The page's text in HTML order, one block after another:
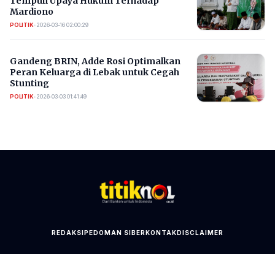
Mardiono
POLITIK• 2026-03-16 02:00:29
Gandeng BRIN, Adde Rosi Optimalkan
Peran Keluarga di Lebak untuk Cegah
Stunting
POLITIK• 2026-03-03 01:41:49
REDAKSIPEDOMAN SIBERKONTAKDISCLAIMER